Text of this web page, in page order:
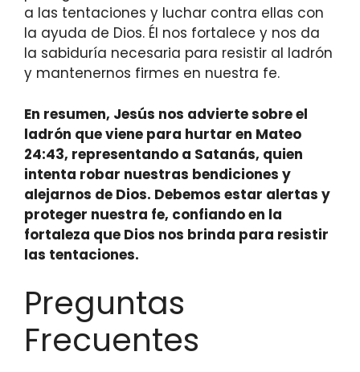
a las tentaciones y luchar contra ellas con
la ayuda de Dios. Él nos fortalece y nos da
la sabiduría necesaria para resistir al ladrón
y mantenernos firmes en nuestra fe.
En resumen, Jesús nos advierte sobre el
ladrón que viene para hurtar en Mateo
24:43, representando a Satanás, quien
intenta robar nuestras bendiciones y
alejarnos de Dios. Debemos estar alertas y
proteger nuestra fe, confiando en la
fortaleza que Dios nos brinda para resistir
las tentaciones.
Preguntas
Frecuentes